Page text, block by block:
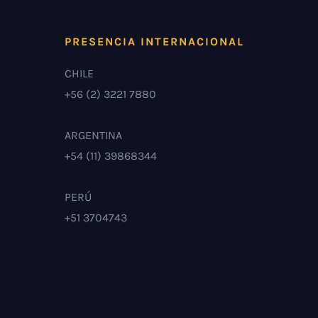
PRESENCIA INTERNACIONAL
CHILE
+56 (2) 3221 7880
ARGENTINA
+54 (11) 39868344
PERÚ
+51 3704743